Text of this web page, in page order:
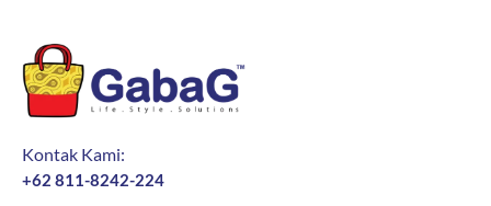
Kontak Kami:
+62 811-8242-224